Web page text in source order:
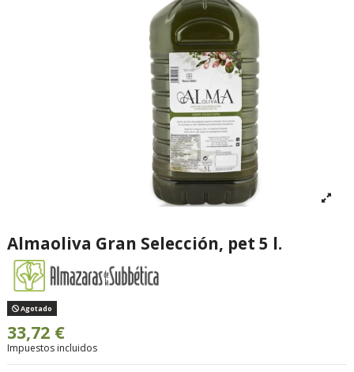
Almaoliva Gran Selección, pet 5 l.
Agotado
33,72 €
Impuestos incluidos